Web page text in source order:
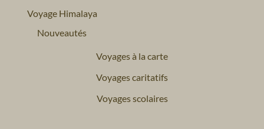
Voyage Himalaya
Nouveautés
Voyages à la carte
Voyages caritatifs
Voyages scolaires